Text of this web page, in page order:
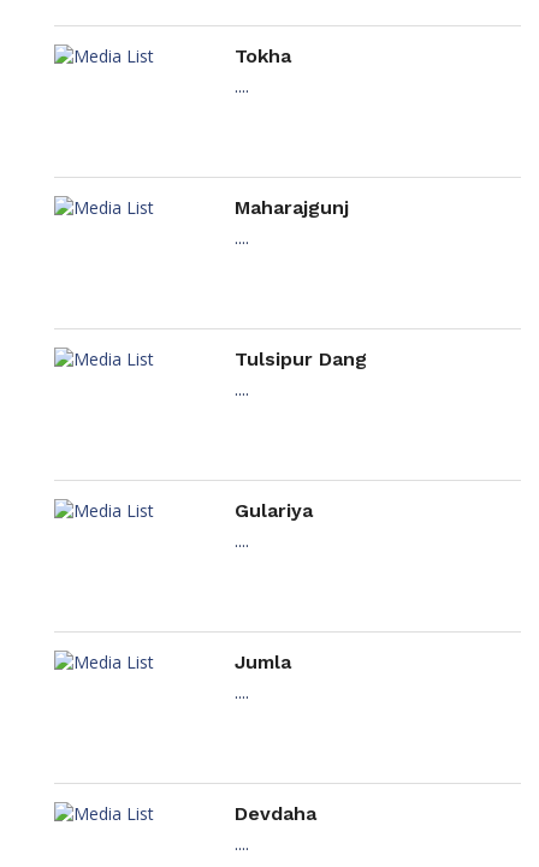
Tokha
....
Maharajgunj
....
Tulsipur Dang
....
Gulariya
....
Jumla
....
Devdaha
....